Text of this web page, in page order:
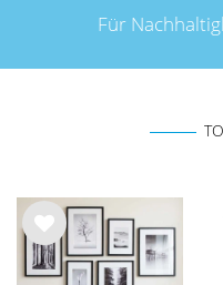
Für
Wu
nsc